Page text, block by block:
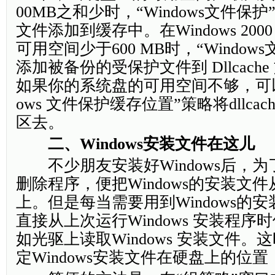
00MB之和少时，“Windows文件保
文件添加到缓存中。在Windows
可用空间少于600 MB时，“Windows
添加被备份的受保护文件到
如果你的系统盘的可用空间不够，
ows 文件保护缓存位置”策略将
区去。
二、Windows安装文件在这儿
不少朋友安装好Windows后，为
删除程序，便把Windows的安装文
上。但是每当需要用到Windows的
直接从上次运行Windows 安装程序
如光驱上读取Windows 安装文件。
定Windows安装文件在硬盘上的位